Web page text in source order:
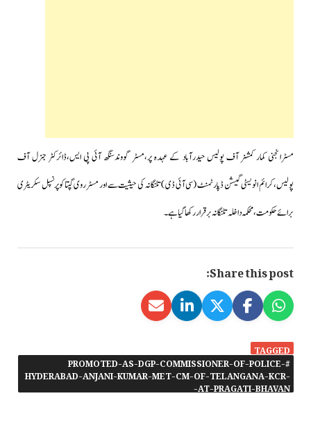
مسٹرانجنی کمار کمشنر آف پولیس حیدرآباد کے عہدہ پر،مسٹرگووندسنگھ آئی پی ایس،ڈائرکٹر جنرل آف
پولیس،کرائم انویسٹی گیشن ڈپارٹمنٹ (سی آئی ڈی ) تلنگانہ کی حیثیت سے اور مسٹر روی گپتا کو پرنسپل سکریٹری
برائے حکومت،محکمہ داخلہ تلنگانہ برقرار رکھا گیا ہے۔
Share this post:
TAGGED
#PROMOTED-AS-DGP-COMMISSIONER-OF-POLICE-
HYDERABAD-ANJANI-KUMAR-MET-CM-OF-TELANGANA-KCR-
AT-PRAGATI-BHAVAN-